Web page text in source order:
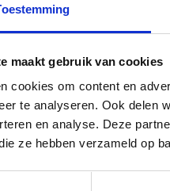
maakt gebruik van cookies
cookies om content en
te analyseren. Ook delen
en analyse. Deze
ze hebben verzameld op